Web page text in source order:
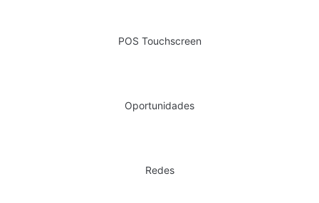
POS Touchscreen
Oportunidades
Redes